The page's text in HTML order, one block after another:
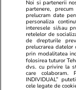
Horoscop
Horoscop 20
conflicte din
sau a unor
proiect
Noi si partenerii
partenere,
prelucram date
personaliza
interesele si/sau
retelelor de
de drepturile
prelucrarea datelor
prin modalitatea
folosirea tuturor
dvs. cu privire la
care colaboram.
INDIVIDUAL”
cele legate de